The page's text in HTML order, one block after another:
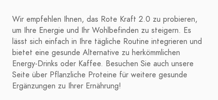
Wir empfehlen Ihnen, das Rote Kraft 2.0 zu probieren,
um Ihre Energie und Ihr Wohlbefinden zu steigern. Es
lässt sich einfach in Ihre tägliche Routine integrieren und
bietet eine gesunde Alternative zu herkömmlichen
Energy-Drinks oder Kaffee. Besuchen Sie auch unsere
Seite über Pflanzliche Proteine für weitere gesunde
Ergänzungen zu Ihrer Ernährung!